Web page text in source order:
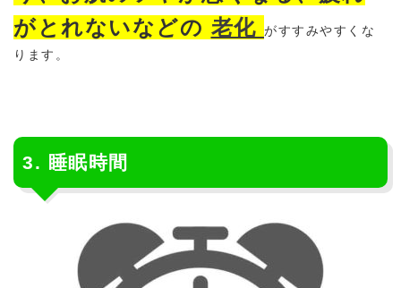
がとれないなどの 老化 がすすみやすくな
ります。
3. 睡眠時間